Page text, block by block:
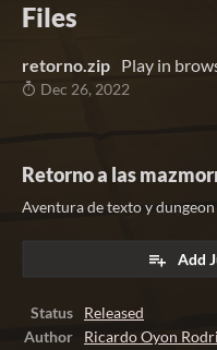
Files
retorno.zip Play in
Dec 26, 2022
Retorno a las
Aventura de texto y
Add
Status
Released
Author
Ricardo Oyon